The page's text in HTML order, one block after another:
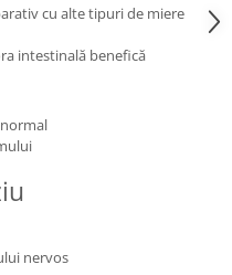
cu alte tipuri de miere
intestinală benefică
nervos